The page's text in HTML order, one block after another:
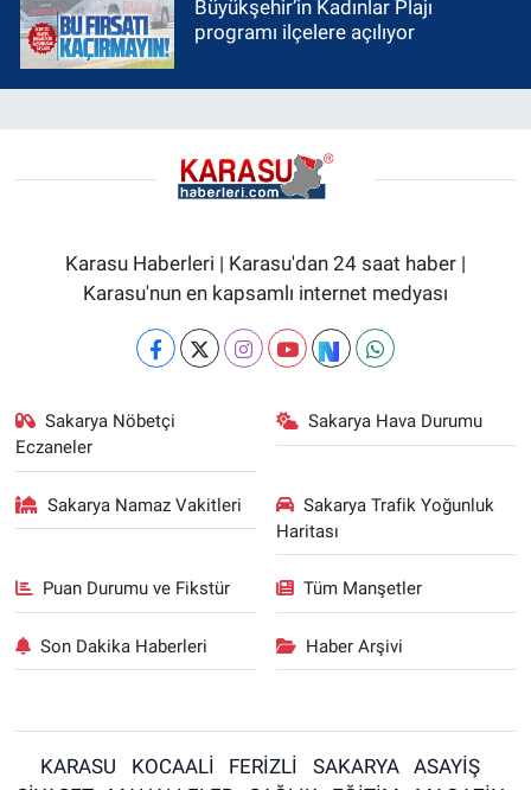
Büyükşehir’in Kadınlar Plajı
programı ilçelere açılıyor
Karasu Haberleri | Karasu'dan 24 saat haber |
Karasu'nun en kapsamlı internet medyası
Sakarya Nöbetçi
Eczaneler
Sakarya Hava Durumu
Sakarya Namaz Vakitleri
Sakarya Trafik Yoğunluk
Haritası
Puan Durumu ve Fikstür Tüm Manşetler
Son Dakika Haberleri Haber Arşivi
KARASU KOCAALİ FERİZLİ SAKARYA
ASAYİŞ